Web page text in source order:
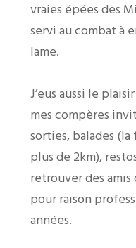
vraies épées des
servi au combat à
lame.
J’eus aussi le
mes compères
sorties, balades
plus de 2km),
retrouver des
pour raison
années.